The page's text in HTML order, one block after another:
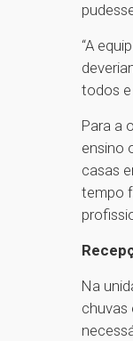
“A
todos e
Para a
ensino
casas
tempo
Na
chuvas